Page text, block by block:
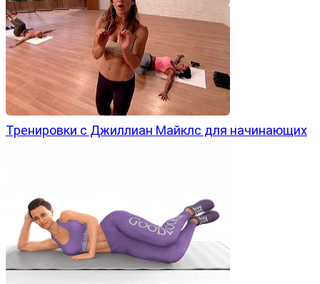
Тренировки с Джиллиан Майклс для начинающих